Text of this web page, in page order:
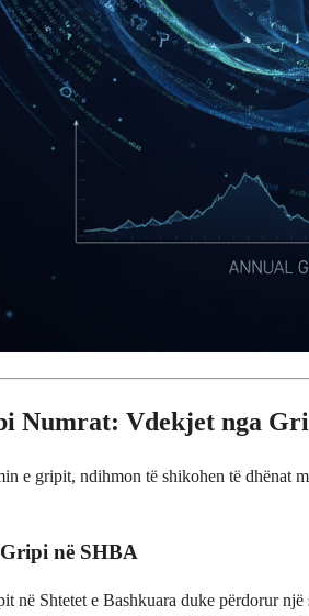
Numrat: Vdekjet nga
e gripit, ndihmon të shikohen të dhënat
në SHBA
në Shtetet e Bashkuara duke përdorur